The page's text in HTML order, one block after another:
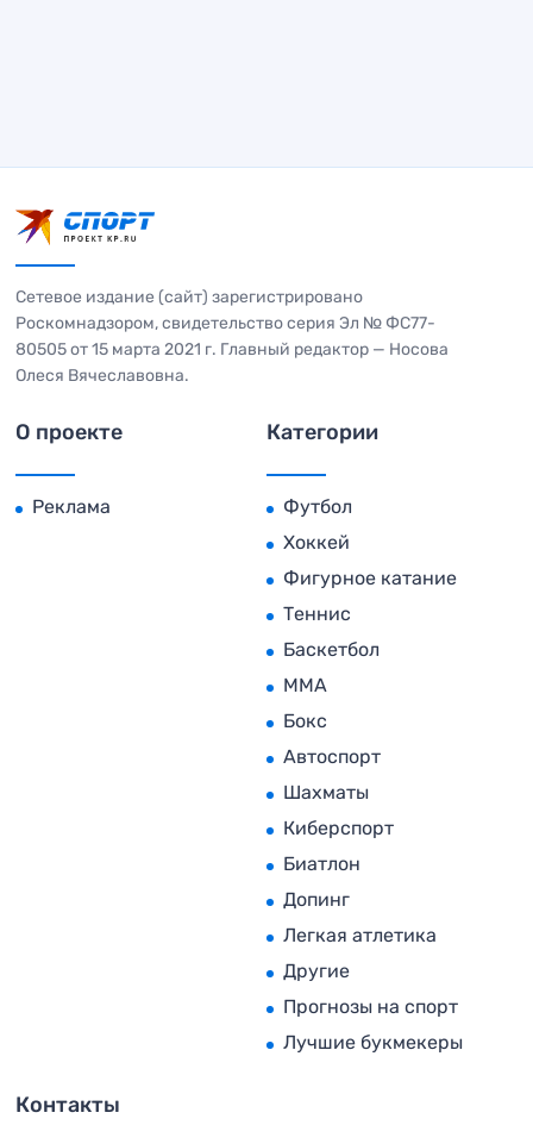
Сетевое издание (сайт) зарегистрировано
Роскомнадзором, свидетельство серия Эл № ФС77-
80505 от 15 марта 2021 г. Главный редактор — Носова
Олеся Вячеславовна.
О проекте
Реклама
Категории
Футбол
Хоккей
Фигурное катание
Теннис
Баскетбол
MMA
Бокс
Автоспорт
Шахматы
Киберспорт
Биатлон
Допинг
Легкая атлетика
Другие
Прогнозы на спорт
Лучшие букмекеры
Контакты